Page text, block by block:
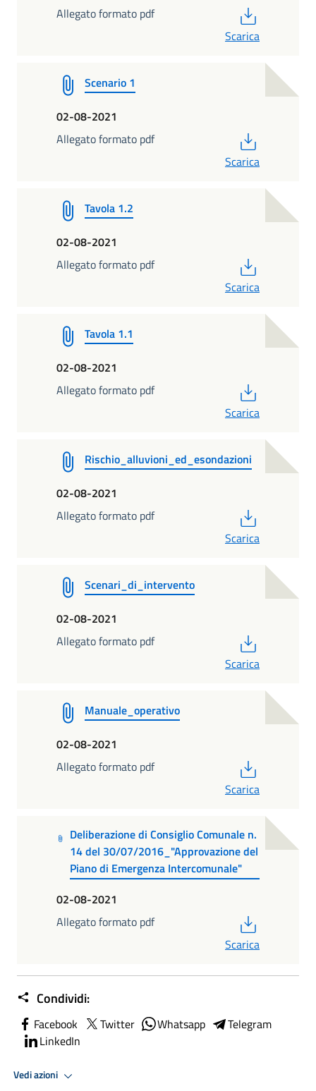
Allegato formato pdf
Scarica
Scenario 1
02-08-2021
Allegato formato pdf
Scarica
Tavola 1.2
02-08-2021
Allegato formato pdf
Scarica
Tavola 1.1
02-08-2021
Allegato formato pdf
Scarica
Rischio_alluvioni_ed_esondazioni
02-08-2021
Allegato formato pdf
Scarica
Scenari_di_intervento
02-08-2021
Allegato formato pdf
Scarica
Manuale_operativo
02-08-2021
Allegato formato pdf
Scarica
Deliberazione di Consiglio Comunale n.
14 del 30/07/2016_"Approvazione del
Piano di Emergenza Intercomunale"
02-08-2021
Allegato formato pdf
Scarica
Condividi:
Facebook Twitter Whatsapp
Telegram
LinkedIn
Vedi azioni